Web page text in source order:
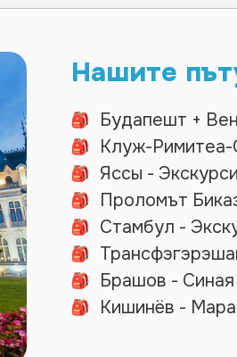
Нашите
Будапешт +
Клуж-
Яссы -
Проломът
Стамбул -
Брашов -
Кишинёв -